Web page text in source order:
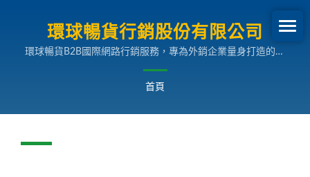
環球暢貨行銷股份有限公司
環球暢貨B2B國際網路行銷服務，專為外銷企業量身打造的多
首頁